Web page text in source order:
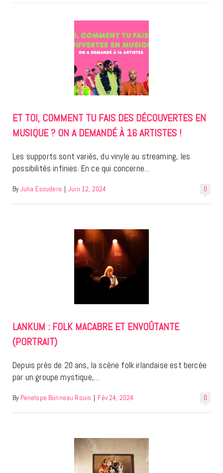
ET TOI, COMMENT TU FAIS DES DÉCOUVERTES EN
MUSIQUE ? ON A DEMANDÉ À 16 ARTISTES !
Les supports sont variés, du vinyle au streaming, les
possibilités infinies. En ce qui concerne…
0
By Julia Escudero | Juin 12, 2024
LANKUM : FOLK MACABRE ET ENVOÛTANTE
(PORTRAIT)
Depuis près de 20 ans, la scène folk irlandaise est bercée
par un groupe mystique,…
0
By Penelope Bonneau Rouis | Fév 24, 2024